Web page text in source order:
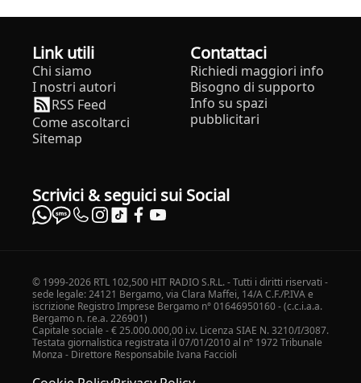
Link utili
Chi siamo
I nostri autori
RSS Feed
Come ascoltarci
Sitemap
Contattaci
Richiedi maggiori info
Bisogno di supporto
Info su spazi
pubblicitari
Scrivici & seguici sui Social
© 1999-2026 RTL 102,500 HIT RADIO S.R.L. - Tutti i diritti riservati -
sede legale: 24121 Bergamo, via Clara Maffei, 14/A C.F./P.IVA e
iscrizione Registro Imprese Bergamo n° 01646950160 - (c.c.i.a.a.
Bergamo n. r.e.a. 226901)
Capitale sociale - € 25.000.000,00 i.v. Licenza SIAE N. 3210/I/3087.
Testata giornalistica registrata il 07/01/2010 al n° 1972 Tribunale
Monza - Direttore Responsabile Ivana Faccioli